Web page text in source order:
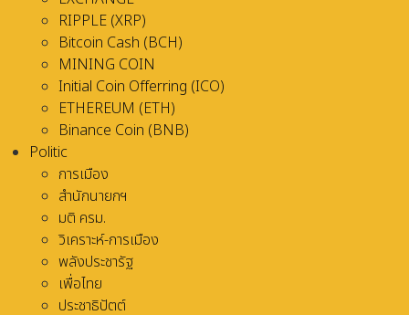
RIPPLE (XRP)
Bitcoin Cash (BCH)
MINING COIN
Initial Coin Offerring (ICO)
ETHEREUM (ETH)
Binance Coin (BNB)
Politic
การเมือง
สำนักนายกฯ
มติ ครม.
วิเคราะห์-การเมือง
พลังประชารัฐ
เพื่อไทย
ประชาธิปัตต์